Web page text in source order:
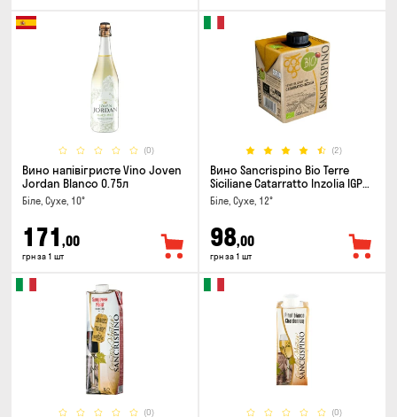
(0)
Вино напівігристе Vino Joven
Jordan Blanco 0.75л
Біле, Сухе, 10°
171 ,00
грн за 1 шт
(2)
Вино Sancrispino Bio Terre
Siciliane Catarratto Inzolia IGP
0.5л
Біле, Сухе, 12°
98,00
грн за 1 шт
(0) (0)